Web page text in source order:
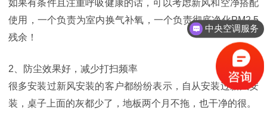
如果有条件且注重呼吸健康的话，可以考虑新风和空净搭配
使用，一个负责为室内换气补氧，一个负责彻底净化PM2.5
残余！
2、防尘效果好，减少打扫频率
很多安装过新风安装的客户都纷纷表示，自从安装过新风安
装，桌子上面的灰都少了，地板两个月不拖，也干净的很。
中央空调服务